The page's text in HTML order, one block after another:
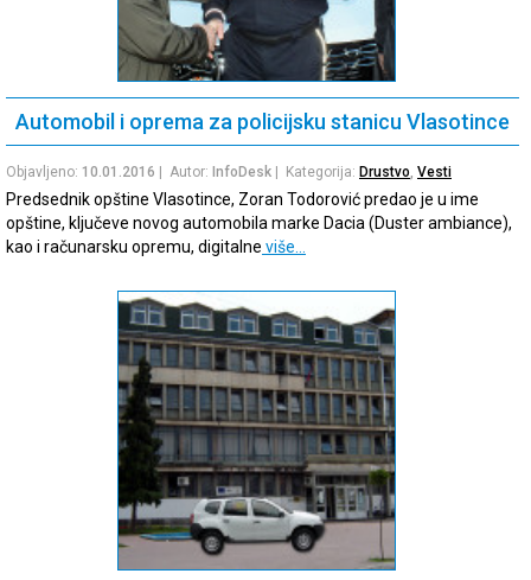
Automobil i oprema za policijsku stanicu Vlasotince
Objavljeno: 10.01.2016 | Autor: InfoDesk | Kategorija: Drustvo, Vesti
Predsednik opštine Vlasotince, Zoran Todorović predao je u ime
opštine, ključeve novog automobila marke Dacia (Duster ambiance),
kao i računarsku opremu, digitalne više…